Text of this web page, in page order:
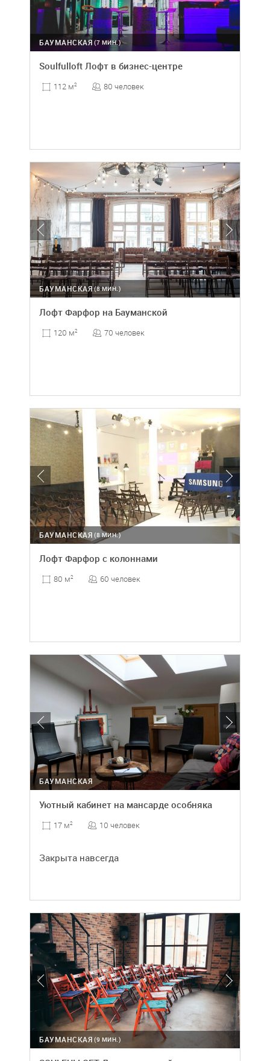
(7 МИН.)
БАУМАНСКАЯ
Soulfulloft Лофт в бизнес-центре
112 м2 80 человек
(8 МИН.)
БАУМАНСКАЯ
Лофт Фарфор на Бауманской
120 м2 70 человек
(8 МИН.)
БАУМАНСКАЯ
Лофт Фарфор с колоннами
80 м2 60 человек
БАУМАНСКАЯ
Уютный кабинет на мансарде особняка
17 м2 10 человек
Закрыта навсегда
(9 МИН.)
БАУМАНСКАЯ